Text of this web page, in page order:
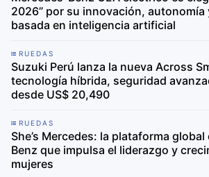
2026” por su innovación, autonomía
basada en inteligencia artificial
RUEDAS
Suzuki Perú lanza la nueva Across
tecnología híbrida, seguridad
desde US$ 20,490
RUEDAS
She’s Mercedes: la plataforma
Benz que impulsa el liderazgo y
mujeres